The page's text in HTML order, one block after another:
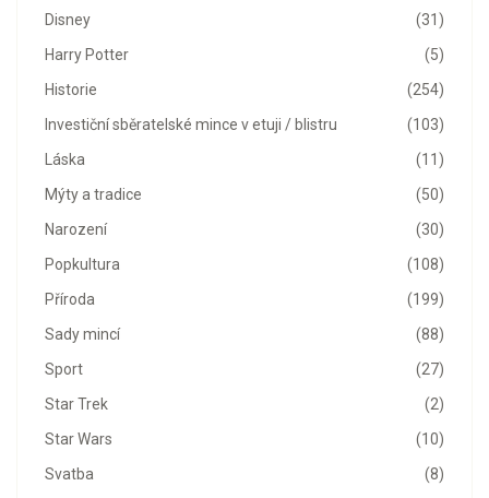
(31)
Disney
(5)
Harry Potter
(254)
Historie
(103)
Investiční sběratelské mince v etuji / blistru
(11)
Láska
(50)
Mýty a tradice
(30)
Narození
(108)
Popkultura
(199)
Příroda
(88)
Sady mincí
(27)
Sport
(2)
Star Trek
(10)
Star Wars
(8)
Svatba